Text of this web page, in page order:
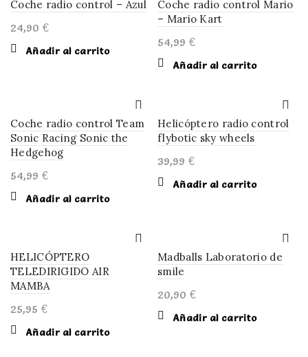
Coche radio control – Azul
24,90 €
Añadir al carrito
Coche radio control Mario
– Mario Kart
54,99 €
Añadir al carrito
Coche radio control Team
Sonic Racing Sonic the
Hedgehog
54,99 €
Añadir al carrito
Helicóptero radio control
flybotic sky wheels
39,99 €
Añadir al carrito
HELICÓPTERO
TELEDIRIGIDO AIR
MAMBA
25,95 €
Añadir al carrito
Madballs Laboratorio de
smile
20,90 €
Añadir al carrito